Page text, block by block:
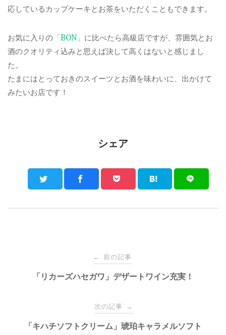
応しているカップケーキとお茶をいただくこともできます。
お気に入りの 「BON」 に比べたら高級店ですが、雰囲気とお
酒のクオリティ込みと思えば決して高くはないと感じまし
た。
たまにはとっておきのスイーツとお酒を味わいに、出かけて
みたいお店です！
シェア
navigation
← 前の記事
「リカーズハセガワ」デザートワイン充実！
次の記事 →
「キハチソフトクリーム」琥珀キャラメルソフト